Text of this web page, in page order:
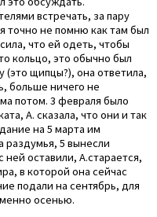
встречать, за пару
точно не помню как там был
что ей одеть, чтобы
кольцо, это обычно был
щипцы?), она ответила,
больше ничего не
потом. 3 февраля было
А. сказала, что они и так
на 5 марта им
5 вынесли
оставили, А.старается,
в которой она сейчас
подали на сентябрь, для
осенью.